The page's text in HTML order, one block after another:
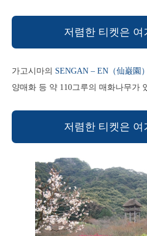
저렴한 티켓은 여
가고시마의 SENGAN – EN（仙巌園）
양매화 등 약 110그루의 매화나무가
저렴한 티켓은 여